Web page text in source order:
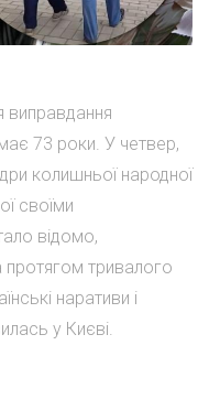
виправдання
має 73 роки. У четвер,
колишньої народної
своїми
відомо,
протягом тривалого
наративи і
у Києві.